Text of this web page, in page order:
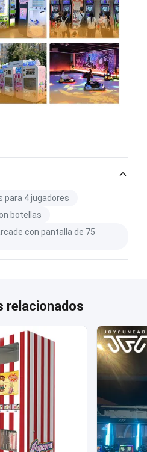
para 4 jugadores
botellas
con pantalla de 75
relacionados